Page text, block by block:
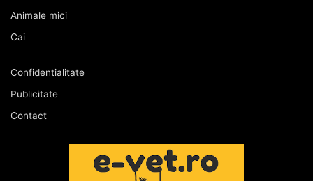
Animale mici
Cai
Confidentialitate
Publicitate
Contact